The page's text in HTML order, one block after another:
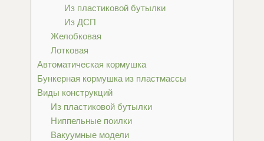
Из пластиковой бутылки
Из ДСП
Желобковая
Лотковая
Автоматическая кормушка
Бункерная кормушка из пластмассы
Виды конструкций
Из пластиковой бутылки
Ниппельные поилки
Вакуумные модели